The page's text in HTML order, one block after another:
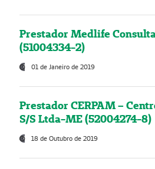
Prestador Medlife
(51004334-2)
01 de Janeiro de 2019
Prestador CERPAM –
S/S Ltda-ME (52004274-8)
18 de Outubro de 2019